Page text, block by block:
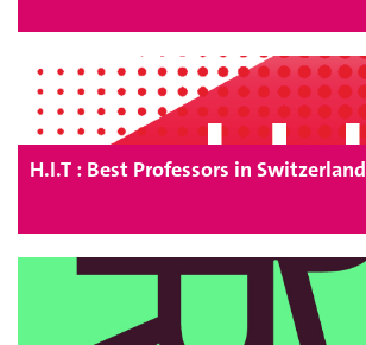
H.I.T : Best Professors in Switzerland